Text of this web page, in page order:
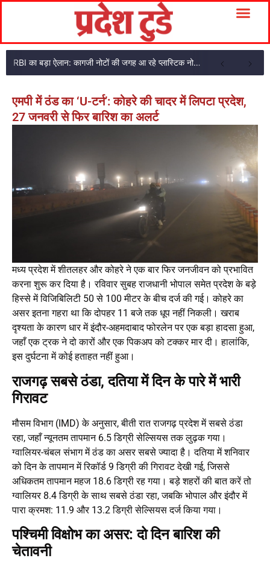
RBI का बड़ा ऐलान: कागजी नोटों की जगह आ रहे प्लास्टिक नोट, ₹10-₹20 के नोट बदल जाएंगे
एमपी में ठंड का ‘U-टर्न’: कोहरे की चादर में लिपटा प्रदेश,
27 जनवरी से फिर बारिश का अलर्ट
मध्य प्रदेश में शीतलहर और कोहरे ने एक बार फिर जनजीवन को प्रभावित
करना शुरू कर दिया है। रविवार सुबह राजधानी भोपाल समेत प्रदेश के बड़े
हिस्से में विजिबिलिटी 50 से 100 मीटर के बीच दर्ज की गई। कोहरे का
असर इतना गहरा था कि दोपहर 11 बजे तक धूप नहीं निकली। खराब
दृश्यता के कारण धार में इंदौर-अहमदाबाद फोरलेन पर एक बड़ा हादसा हुआ,
जहाँ एक ट्रक ने दो कारों और एक पिकअप को टक्कर मार दी। हालांकि,
इस दुर्घटना में कोई हताहत नहीं हुआ।
राजगढ़ सबसे ठंडा, दतिया में दिन के पारे में भारी
गिरावट
मौसम विभाग (IMD) के अनुसार, बीती रात राजगढ़ प्रदेश में सबसे ठंडा
रहा, जहाँ न्यूनतम तापमान 6.5 डिग्री सेल्सियस तक लुढ़क गया।
ग्वालियर-चंबल संभाग में ठंड का असर सबसे ज्यादा है। दतिया में शनिवार
को दिन के तापमान में रिकॉर्ड 9 डिग्री की गिरावट देखी गई, जिससे
अधिकतम तापमान महज 18.6 डिग्री रह गया। बड़े शहरों की बात करें तो
ग्वालियर 8.4 डिग्री के साथ सबसे ठंडा रहा, जबकि भोपाल और इंदौर में
पारा क्रमश: 11.9 और 13.2 डिग्री सेल्सियस दर्ज किया गया।
पश्चिमी विक्षोभ का असर: दो दिन बारिश की
चेतावनी